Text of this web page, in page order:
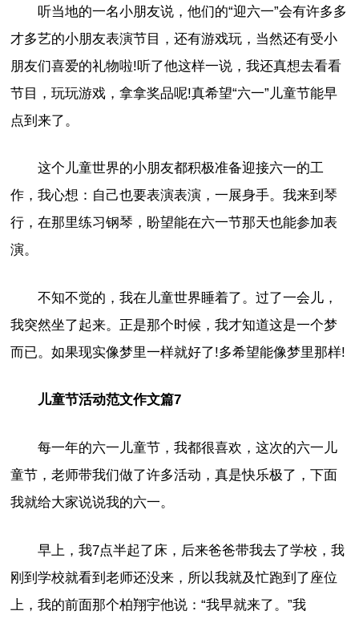
听当地的一名小朋友说，他们的“迎六一”会有许多多
才多艺的小朋友表演节目，还有游戏玩，当然还有受小
朋友们喜爱的礼物啦!听了他这样一说，我还真想去看看
节目，玩玩游戏，拿拿奖品呢!真希望“六一”儿童节能早
点到来了。
这个儿童世界的小朋友都积极准备迎接六一的工
作，我心想：自己也要表演表演，一展身手。我来到琴
行，在那里练习钢琴，盼望能在六一节那天也能参加表
演。
不知不觉的，我在儿童世界睡着了。过了一会儿，
我突然坐了起来。正是那个时候，我才知道这是一个梦
而已。如果现实像梦里一样就好了!多希望能像梦里那样!
儿童节活动范文作文篇7
每一年的六一儿童节，我都很喜欢，这次的六一儿
童节，老师带我们做了许多活动，真是快乐极了，下面
我就给大家说说我的六一。
早上，我7点半起了床，后来爸爸带我去了学校，我
刚到学校就看到老师还没来，所以我就及忙跑到了座位
上，我的前面那个柏翔宇他说：“我早就来了。”我